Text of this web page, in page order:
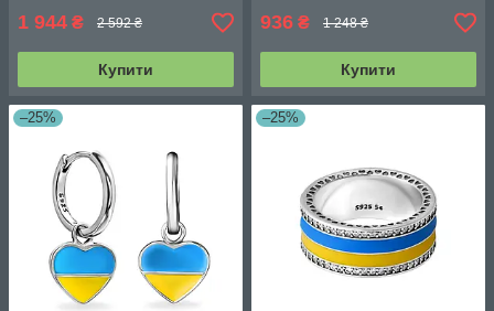
1 944 ₴ 2 592 ₴
Купити
936 ₴ 1 248 ₴
Купити
–25% –25%